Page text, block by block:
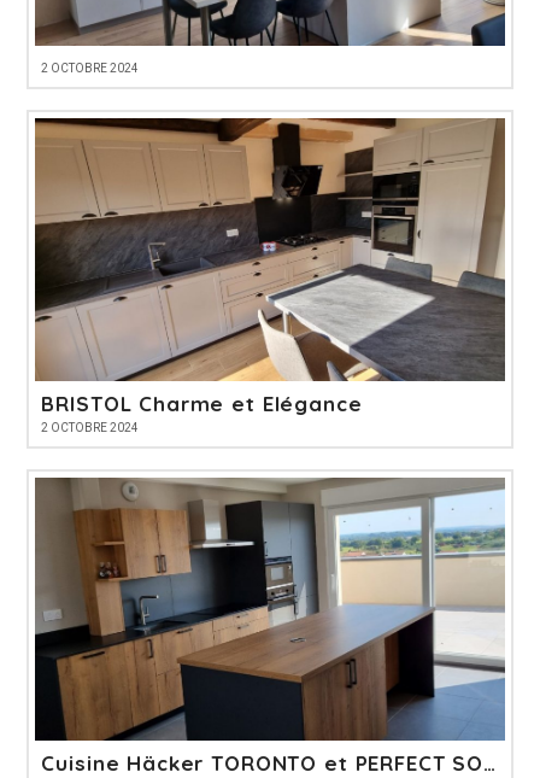
2 OCTOBRE 2024
BRISTOL Charme et Elégance
2 OCTOBRE 2024
Cuisine Häcker TORONTO et PERFECT SOFT